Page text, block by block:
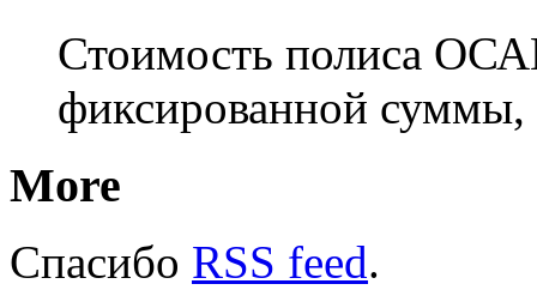
Стоимость полиса
фиксированной
More
Спасибо RSS feed.